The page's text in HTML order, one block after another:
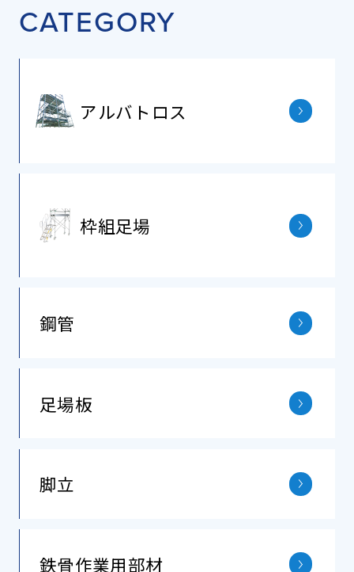
CATEGORY
アルバトロス
枠組⾜場
鋼管
⾜場板
脚立
鉄⾻作業⽤部材